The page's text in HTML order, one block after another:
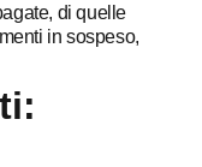
di quelle
in sospeso,